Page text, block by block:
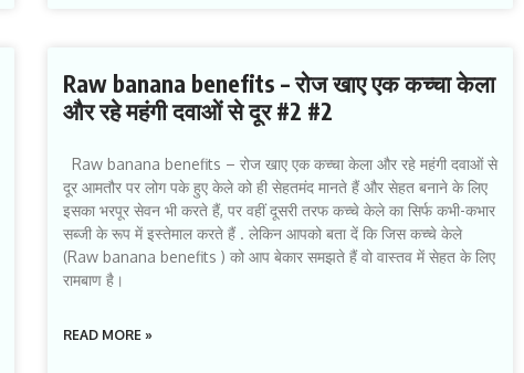
Raw banana benefits – रोज खाए एक कच्चा केला
और रहे महंगी दवाओं से दूर #2 #2
Raw banana benefits – रोज खाए एक कच्चा केला और रहे महंगी दवाओं से
दूर आमतौर पर लोग पके हुए केले को ही सेहतमंद मानते हैं और सेहत बनाने के लिए
इसका भरपूर सेवन भी करते हैं, पर वहीं दूसरी तरफ कच्चे केले का सिर्फ कभी-कभार
सब्जी के रूप में इस्तेमाल करते हैं . लेकिन आपको बता दें कि जिस कच्चे केले
(Raw banana benefits ) को आप बेकार समझते हैं वो वास्तव में सेहत के लिए
रामबाण है।
READ MORE »